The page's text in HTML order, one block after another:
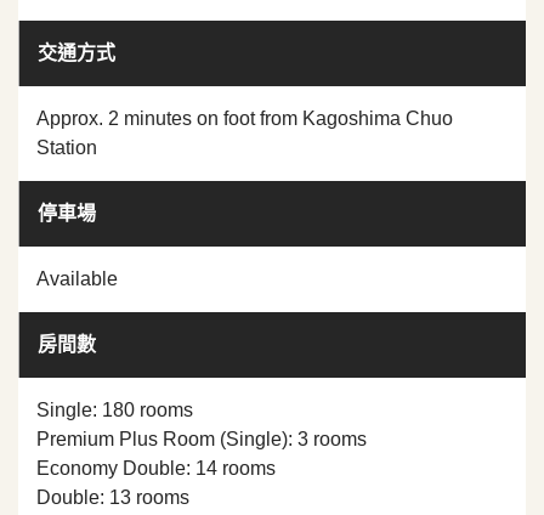
交通方式
Approx. 2 minutes on foot from Kagoshima Chuo
Station
停車場
Available
房間數
Single: 180 rooms
Premium Plus Room (Single): 3 rooms
Economy Double: 14 rooms
Double: 13 rooms